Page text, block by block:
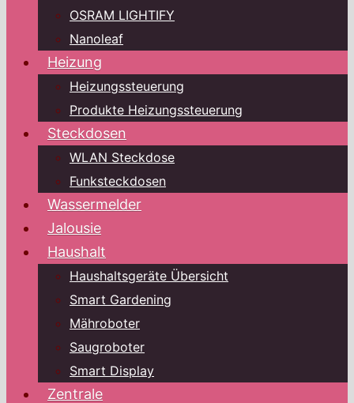
OSRAM LIGHTIFY
Nanoleaf
Heizung
Heizungssteuerung
Produkte Heizungssteuerung
Steckdosen
WLAN Steckdose
Funksteckdosen
Wassermelder
Jalousie
Haushalt
Haushaltsgeräte Übersicht
Smart Gardening
Mähroboter
Saugroboter
Smart Display
Zentrale